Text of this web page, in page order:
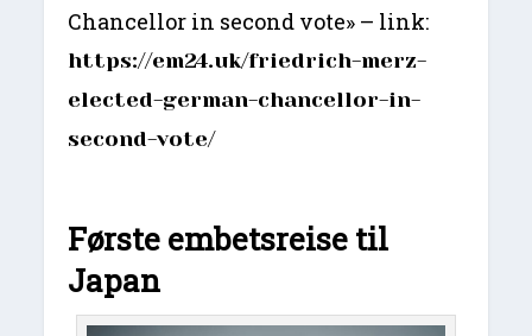
Chancellor in second vote» – link:
https://em24.uk/friedrich-merz-
elected-german-chancellor-in-
second-vote/
Første embetsreise til
Japan